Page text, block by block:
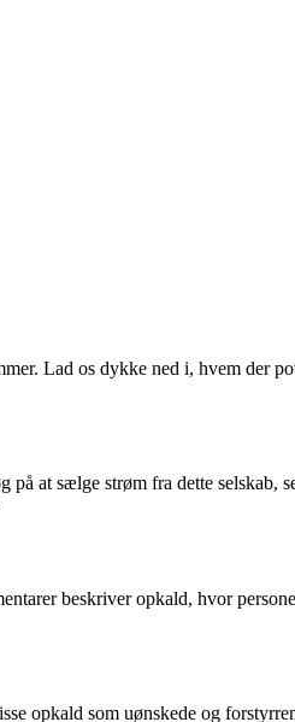
Lad os dykke ned i, hvem der
at sælge strøm fra dette selskab,
beskriver opkald, hvor
opkald som uønskede og